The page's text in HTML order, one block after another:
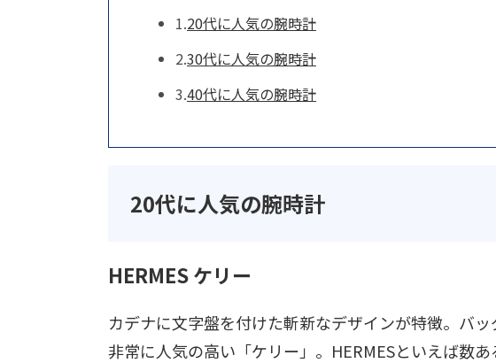
20代に人気の腕時計
30代に人気の腕時計
40代に人気の腕時計
20代に人気の腕時計
HERMES ケリー
カデナに文字盤を付けた斬新なデザインが特徴。バッ
非常に人気の高い「ケリー」。HERMESといえば数